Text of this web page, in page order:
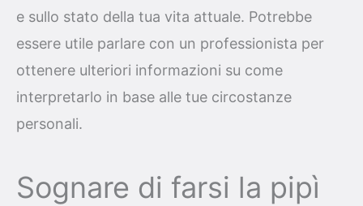
e sullo stato della tua vita attuale. Potrebbe
essere utile parlare con un professionista per
ottenere ulteriori informazioni su come
interpretarlo in base alle tue circostanze
personali.
Sognare di farsi la pipì